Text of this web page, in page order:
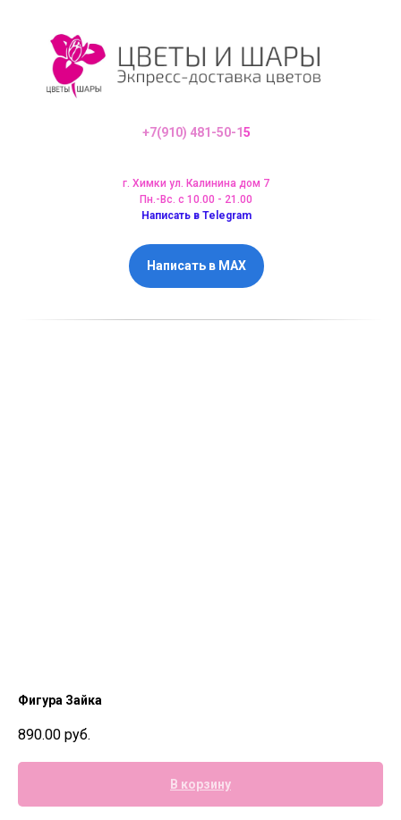
+7(910) 481-50-15
г. Химки ул. Калинина дом 7
Пн.-Вс. с 10.00 - 21.00
Написать в Telegram
Написать в MAX
Фигура Зайка
890.00 руб.
В корзину